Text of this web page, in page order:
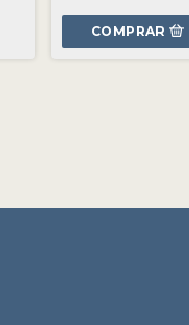
COMPRAR